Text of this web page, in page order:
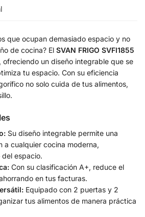
que ocupan demasiado espacio y no
de cocina? El SVAN FRIGO SVFI1855
un diseño integrable que se
tu espacio. Con su eficiencia
no solo cuida de tus alimentos,
Su diseño integrable permite una
a cualquier cocina moderna,
del espacio.
Con su clasificación A+, reduce el
en tus facturas.
Equipado con 2 puertas y 2
tus alimentos de manera práctica